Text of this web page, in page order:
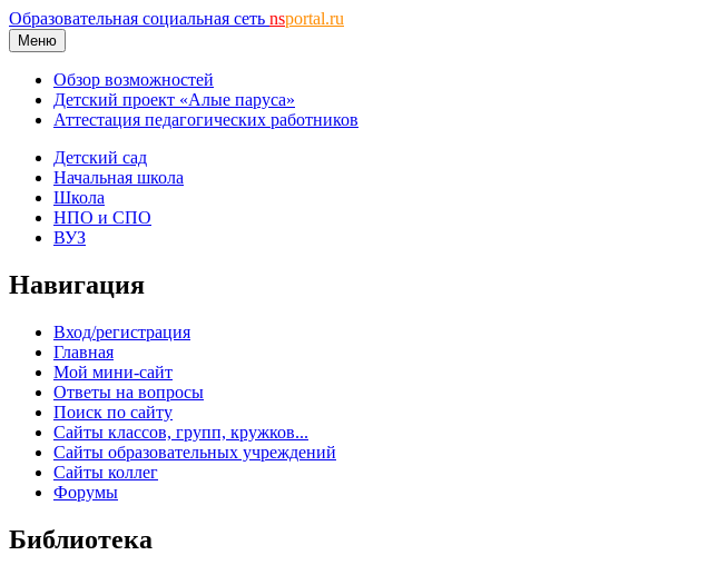
Образовательная социальная сеть nsportal.ru
Меню
Обзор возможностей
Детский проект «Алые паруса»
Аттестация педагогических работников
Детский сад
Начальная школа
Школа
НПО и СПО
ВУЗ
Навигация
Вход/регистрация
Главная
Мой мини-сайт
Ответы на вопросы
Поиск по сайту
Сайты классов, групп, кружков...
Сайты образовательных учреждений
Сайты коллег
Форумы
Библиотека